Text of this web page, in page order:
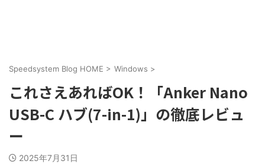
Speedsystem Blog HOME > Windows >
これさえあればOK！「Anker Nano
USB-C ハブ(7-in-1)」の徹底レビュ
ー
2025年7月31日